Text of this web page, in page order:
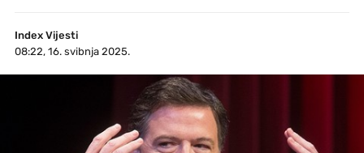
Index Vijesti
08:22, 16. svibnja 2025.